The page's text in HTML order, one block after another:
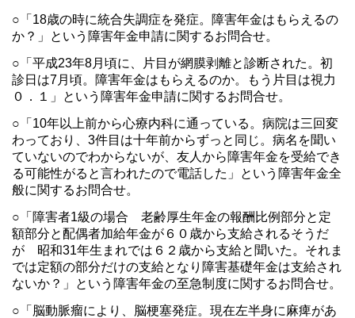
○「18歳の時に統合失調症を発症。障害年金はもらえるの
か？」という障害年金申請に関するお問合せ。
○「平成23年8月頃に、片目が網膜剥離と診断された。初
診日は7月頃。障害年金はもらえるのか。もう片目は視力
０．１」という障害年金申請に関するお問合せ。
○「10年以上前から心療内科に通っている。病院は三回変
わっており、3件目は十年前からずっと同じ。病名を聞い
ていないのでわからないが、友人から障害年金を受給でき
る可能性がると言われたので電話した」という障害年金全
般に関するお問合せ。
○「障害者1級の場合 老齢厚生年金の報酬比例部分と定
額部分と配偶者加給年金が６０歳から支給されるそうだ
が 昭和31年生まれでは６２歳から支給と聞いた。それま
では定額の部分だけの支給となり障害基礎年金は支給され
ないか？」という障害年金の至急制度に関するお問合せ。
○「脳動脈瘤により、脳梗塞発症。現在左半身に麻痺があ